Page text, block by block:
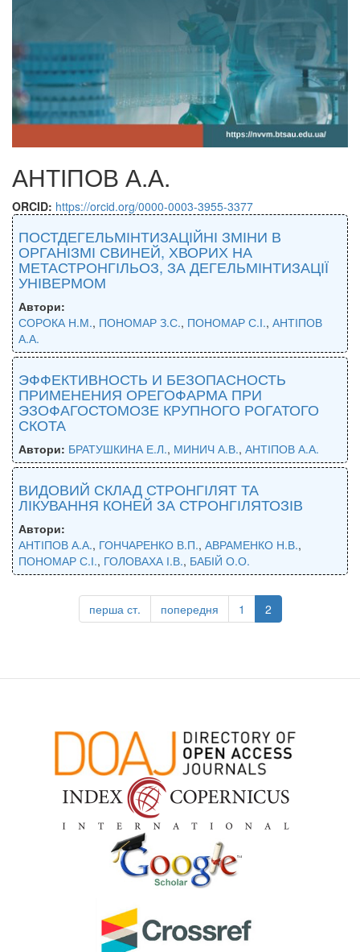
АНТІПОВ А.А.
ORCID: https://orcid.org/0000-0003-3955-3377
ПОСТДЕГЕЛЬМІНТИЗАЦІЙНІ ЗМІНИ В
ОРГАНІЗМІ СВИНЕЙ, ХВОРИХ НА
МЕТАСТРОНГІЛЬОЗ, ЗА ДЕГЕЛЬМІНТИЗАЦІЇ
УНІВЕРМОМ
Автори:
СОРОКА Н.М., ПОНОМАР З.С., ПОНОМАР С.І., АНТІПОВ
А.А.
ЭФФЕКТИВНОСТЬ И БЕЗОПАСНОСТЬ
ПРИМЕНЕНИЯ ОРЕГОФАРМА ПРИ
ЭЗОФАГОСТОМОЗЕ КРУПНОГО РОГАТОГО
СКОТА
Автори: БРАТУШКИНА Е.Л., МИНИЧ А.В., АНТІПОВ А.А.
ВИДОВИЙ СКЛАД СТРОНГІЛЯТ ТА
ЛІКУВАННЯ КОНЕЙ ЗА СТРОНГІЛЯТОЗІВ
Автори:
АНТІПОВ А.А., ГОНЧАРЕНКО В.П., АВРАМЕНКО Н.В.,
ПОНОМАР С.І., ГОЛОВАХА І.В., БАБІЙ О.О.
перша ст. попередня 1 2